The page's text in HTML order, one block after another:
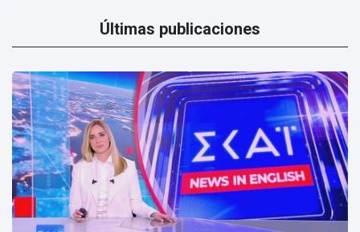
Últimas publicaciones